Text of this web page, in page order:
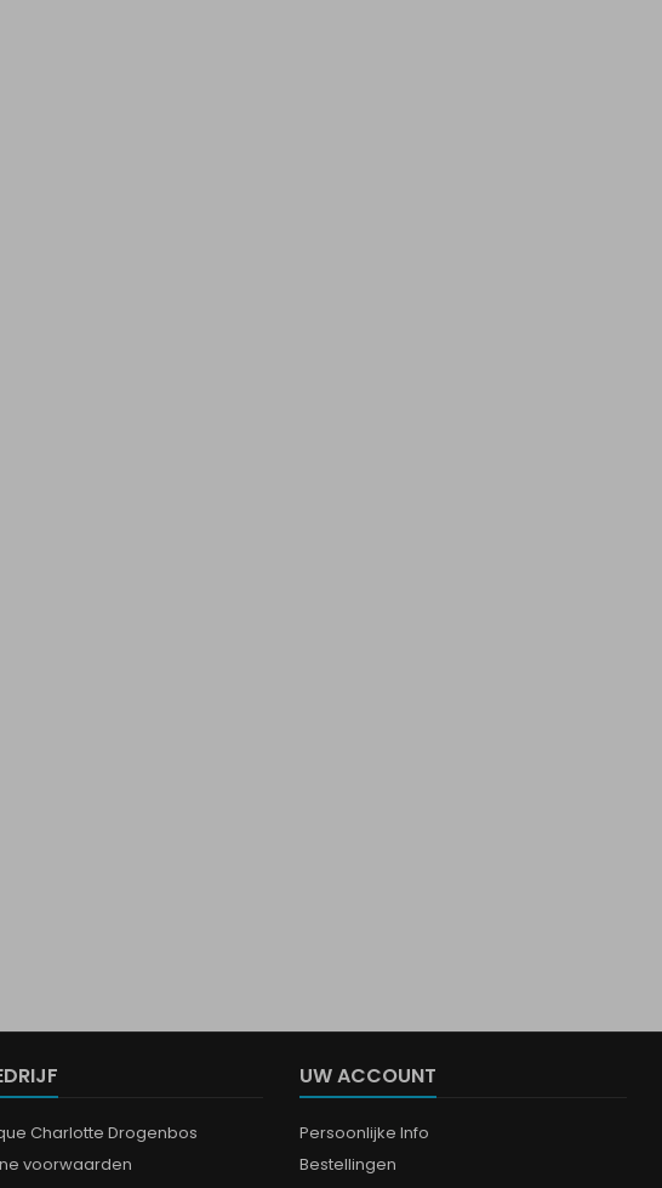
Charlotte Drogenbos
voorwaarden
UW ACCOUNT
Persoonlijke Info
Bestellingen